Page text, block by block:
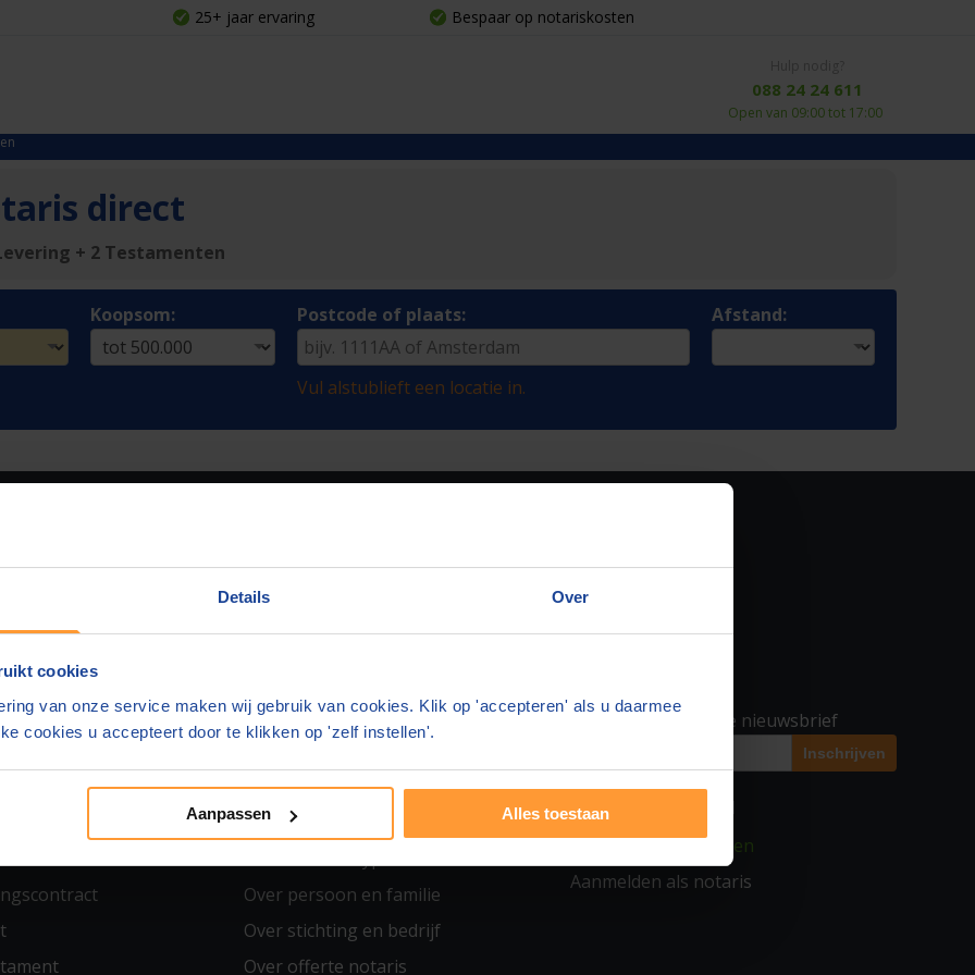
Details Over
cookies
van onze service maken wij gebruik van cookies. Klik op 'accepteren' als u daarmee
cookies u accepteert door te klikken op 'zelf instellen'.
Aanpassen Alles toestaan
25+ jaar ervaring Bespaar op notariskosten
088 24 24 611
Open van 09:00 tot 17:00
direct
+ 2 Testamenten
Koopsom: Postcode of plaats:
Vul alstublieft een locatie in.
Afstand:
en Samenlevingscontract
Statutenwijziging
MEER WETEN
Over persoon en familie
Over stichting en bedrijf
Over offerte notaris
Geef u op voor onze nieuwsbrief
VOOR NOTARISSEN
▶ Inloggen notarissen
Aanmelden als notaris